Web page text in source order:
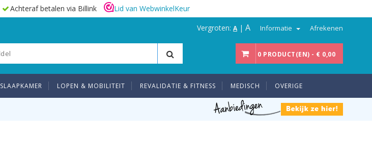
Achteraf betalen via Billink Lid van WebwinkelKeur
Vergroten: A| A Informatie Afrekenen
0 PRODUCT(EN) - € 0,00
SLAAPKAMER LOPEN & MOBILITEIT REVALIDATIE & FITNESS MEDISCH OVERIGE